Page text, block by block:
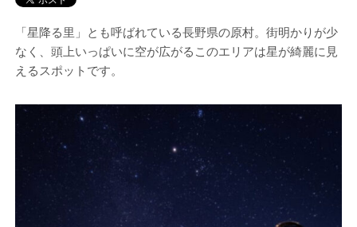
「星降る里」とも呼ばれている長野県の原村。街明かりが少
なく、頭上いっぱいに空が広がるこのエリアは星が綺麗に見
えるスポットです。